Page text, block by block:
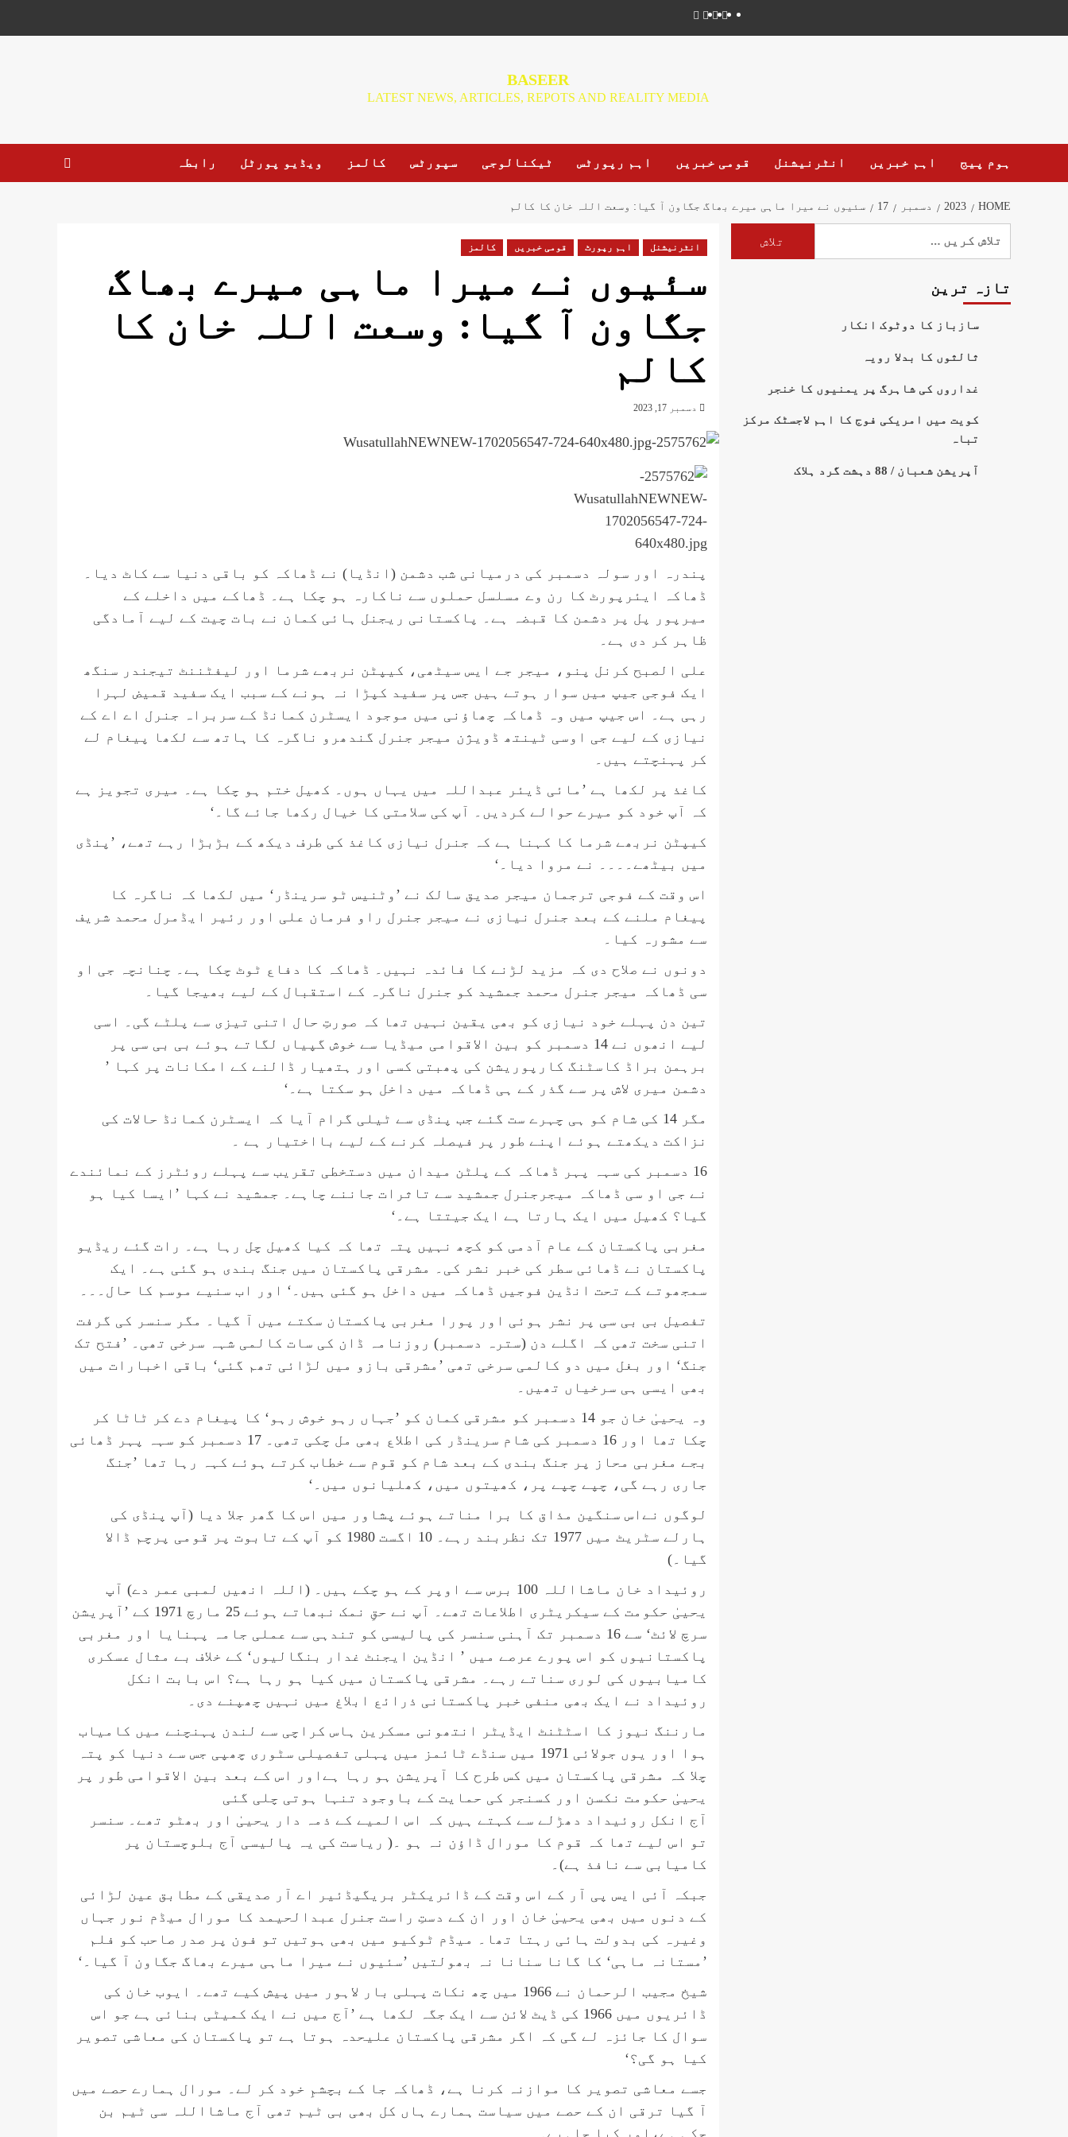
BASEER
LATEST NEWS, ARTICLES, REPOTS AND REALITY MEDIA
ہوم پیج اہم خبریں انٹرنیشنل قومی خبریں اہم رپورٹس ٹیکنالوجی سپورٹس کالمز ویڈیو پورٹل رابطہ
HOME
2023 دسمبر 17 سئیوں نے میرا ماہی میرے بھاگ جگاون آ گیا: وسعت اللہ خان کا کالم
انٹرنیشنل اہم رپورٹ قومی خبریں کالمز
سئیوں نے میرا ماہی میرے بھاگ
جگاون آ گیا: وسعت اللہ خان کا
کالم
دسمبر 17, 2023
پندرہ اور سولہ دسمبر کی درمیانی شب دشمن (انڈیا) نے ڈھاکہ کو باقی دنیا سے کاٹ دیا۔
ڈھاکہ ایئرپورٹ کا رن وے مسلسل حملوں سے ناکارہ ہو چکا ہے۔ ڈھاکے میں داخلے کے
میرپور پل پر دشمن کا قبضہ ہے۔ پاکستانی ریجنل ہائی کمان نے بات چیت کے لیے آمادگی
ظاہر کر دی ہے۔
علی الصبح کرنل پنو، میجر جے ایس سیٹھی، کیپٹن نربھے شرما اور لیفٹننٹ تیجندر سنگھ
ایک فوجی جیپ میں سوار ہوتے ہیں جس پر سفید کپڑا نہ ہونے کے سبب ایک سفید قمیض لہرا
رہی ہے۔ اس جیپ میں وہ ڈھاکہ چھاؤنی میں موجود ایسٹرن کمانڈ کے سربراہ جنرل اے اے کے
نیازی کے لیے جی اوسی ٹینتھ ڈویژن میجر جنرل گندھرو ناگرہ کا ہاتھ سے لکھا پیغام لے
کر پہنچتے ہیں۔
کاغذ پر لکھا ہے ’مائی ڈیئر عبداللہ میں یہاں ہوں۔ کھیل ختم ہو چکا ہے۔ میری تجویز ہے
کہ آپ خود کو میرے حوالے کردیں۔ آپ کی سلامتی کا خیال رکھا جائے گا۔‘
کیپٹن نربھے شرما کا کہنا ہے کہ جنرل نیازی کاغذ کی طرف دیکھ کے بڑبڑا رہے تھے، ’پنڈی
میں بیٹھے۔۔۔۔ نے مروا دیا۔‘
اس وقت کے فوجی ترجمان میجر صدیق سالک نے ’وٹنیس ٹو سرینڈر‘ میں لکھا کہ ناگرہ کا
پیغام ملنے کے بعد جنرل نیازی نے میجر جنرل راو فرمان علی اور رئیر ایڈمرل محمد شریف
سے مشورہ کیا۔
دونوں نے صلاح دی کہ مزید لڑنے کا فائدہ نہیں۔ ڈھاکہ کا دفاع ٹوٹ چکا ہے۔ چنانچہ جی او
سی ڈھاکہ میجر جنرل محمد جمشید کو جنرل ناگرہ کے استقبال کے لیے بھیجا گیا۔
تین دن پہلے خود نیازی کو بھی یقین نہیں تھا کہ صورتِ حال اتنی تیزی سے پلٹے گی۔ اسی
لیے انھوں نے 14 دسمبر کو بین الاقوامی میڈیا سے خوش گپیاں لگاتے ہوئے بی بی سی پر
برہمن براڈ کاسٹنگ کارپوریشن کی پھبتی کسی اور ہتھیار ڈالنے کے امکانات پر کہا ’
دشمن میری لاش پر سے گذر کے ہی ڈھاکہ میں داخل ہو سکتا ہے۔‘
مگر 14 کی شام کو ہی چہرے ست گئے جب پنڈی سے ٹیلی گرام آیا کہ ایسٹرن کمانڈ حالات کی
نزاکت دیکھتے ہوئے اپنے طور پر فیصلہ کرنے کے لیے بااختیار ہے ۔
16 دسمبر کی سہہ پہر ڈھاکہ کے پلٹن میدان میں دستخطی تقریب سے پہلے روئٹرز کے نمائندے
نے جی او سی ڈھاکہ میجرجنرل جمشید سے تاثرات جاننے چاہے۔ جمشید نے کہا ’ایسا کیا ہو
گیا؟ کھیل میں ایک ہارتا ہے ایک جیتتا ہے۔‘
مغربی پاکستان کے عام آدمی کو کچھ نہیں پتہ تھا کہ کیا کھیل چل رہا ہے۔ رات گئے ریڈیو
پاکستان نے ڈھائی سطر کی خبر نشر کی۔ مشرقی پاکستان میں جنگ بندی ہو گئی ہے۔ ایک
سمجھوتے کے تحت انڈین فوجیں ڈھاکہ میں داخل ہو گئی ہیں۔‘ اور اب سنیے موسم کا حال۔۔۔
تفصیل بی بی سی پر نشر ہوئی اور پورا مغربی پاکستان سکتے میں آ گیا۔ مگر سنسر کی گرفت
اتنی سخت تھی کہ اگلے دن (سترہ دسمبر) روزنامہ ڈان کی سات کالمی شہہ سرخی تھی۔ ’فتح تک
جنگ‘ اور بغل میں دو کالمی سرخی تھی ’مشرقی بازو میں لڑائی تھم گئی‘ باقی اخبارات میں
بھی ایسی ہی سرخیاں تھیں۔
وہ یحییٰ خان جو 14 دسمبر کو مشرقی کمان کو ’جہاں رہو خوش رہو‘ کا پیغام دے کر ٹاٹا کر
چکا تھا اور 16 دسمبر کی شام سرینڈر کی اطلاع بھی مل چکی تھی۔ 17 دسمبر کو سہہ پہر ڈھائی
بجے مغربی محاز پر جنگ بندی کے بعد شام کو قوم سے خطاب کرتے ہوئے کہہ رہا تھا ’جنگ
جاری رہے گی، چپے چپے پر، کھیتوں میں، کھلیانوں میں۔‘
لوگوں نےاس سنگین مذاق کا برا مناتے ہوئے پشاور میں اس کا گھر جلا دیا (آپ پنڈی کی
ہارلے سٹریٹ میں 1977 تک نظربند رہے۔ 10 اگست 1980 کو آپ کے تابوت پر قومی پرچم ڈالا
گیا۔)
روئیداد خان ماشااللہ 100 برس سے اوپر کے ہو چکے ہیں۔ (اللہ انھیں لمبی عمر دے) آپ
یحییٰ حکومت کے سیکریٹری اطلاعات تھے۔ آپ نے حقِ نمک نبھاتے ہوئے 25 مارچ 1971 کے ’آپریشن
سرچ لائٹ‘ سے 16 دسمبر تک آہنی سنسر کی پالیسی کو تندہی سے عملی جامہ پہنایا اور مغربی
پاکستانیوں کو اس پورے عرصے میں ’ انڈین ایجنٹ غدار بنگالیوں‘ کے خلاف بے مثال عسکری
کامیابیوں کی لوری سناتے رہے۔ مشرقی پاکستان میں کیا ہو رہا ہے؟ اس بابت انکل
روئیداد نے ایک بھی منفی خبر پاکستانی ذرائع ابلاغ میں نہیں چھپنے دی۔
مارننگ نیوز کا اسٹٹنٹ ایڈیٹر انتھونی مسکرین ہاس کراچی سے لندن پہنچنے میں کامیاب
ہوا اور یوں جولائی 1971 میں سنڈے ٹائمز میں پہلی تفصیلی سٹوری چھپی جس سے دنیا کو پتہ
چلا کہ مشرقی پاکستان میں کس طرح کا آپریشن ہو رہا ہےاور اس کے بعد بین الاقوامی طور پر
یحییٰ حکومت نکسن اور کسنجر کی حمایت کے باوجود تنہا ہوتی چلی گئی
آج انکل روئیداد دھڑلے سے کہتے ہیں کہ اس المیے کے ذمہ دار یحییٰ اور بھٹو تھے۔ سنسر
تو اس لیے تھا کہ قوم کا مورال ڈاؤن نہ ہو ۔( ریاست کی یہ پالیسی آج بلوچستان پر
کامیابی سے نافذ ہے)۔
جبکہ آئی ایس پی آر کے اس وقت کے ڈائریکٹر بریگیڈئیر اے آر صدیقی کے مطابق عین لڑائی
کے دنوں میں بھی یحییٰ خان اور ان کے دستِ راست جنرل عبدالحیمد کا مورال میڈم نور جہاں
وغیرہ کی بدولت ہائی رہتا تھا۔ میڈم ٹوکیو میں بھی ہوتیں تو فون پر صدر صاحب کو فلم
’مستانہ ماہی‘ کا گانا سنانا نہ بھولتیں ’سئیوں نے میرا ماہی میرے بھاگ جگاون آ گیا۔‘
شیخ مجیب الرحمان نے 1966 میں چھ نکات پہلی بار لاہور میں پیش کیے تھے۔ ایوب خان کی
ڈائریوں میں 1966 کی ڈیٹ لائن سے ایک جگہ لکھا ہے ’آج میں نے ایک کمیٹی بنائی ہے جو اس
سوال کا جائزہ لے گی کہ اگر مشرقی پاکستان علیحدہ ہوتا ہے تو پاکستان کی معاشی تصویر
کیا ہو گی؟‘
جسے معاشی تصویر کا موازنہ کرنا ہے، ڈھاکہ جا کے بچشمِ خود کر لے۔ مورال ہمارے حصے میں
آ گیا ترقی ان کے حصے میں سیاست ہمارے ہاں کل بھی بی ٹیم تھی آج ماشااللہ سی ٹیم بن
چکی ہے،اور کیا چاہیے۔
تازہ ترین
سازباز کا دوٹوک انکار
ثالثوں کا بدلا رویہ
غداروں کی شاہرگ پر یمنیوں کا خنجر
کویت میں امریکی فوج کا اہم لاجسٹک مرکز
تباہ
آپریشن شعبان / 88 دہشت گرد ہلاک